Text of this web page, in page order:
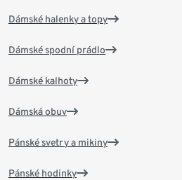
Dámské halenky a topy
Dámské spodní prádlo
Dámské kalhoty
Dámská obuv
Pánské svetry a mikiny
Pánské hodinky